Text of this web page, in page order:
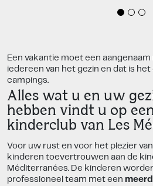
Een vakantie moet een
iedereen van het gezin en dat is het
campings.
Alles wat u en uw
hebben vindt u op
kinderclub van Les
Voor uw rust en voor het plezier
kinderen toevertrouwen aan de
Méditerranées. De kinderen
professioneel team met een